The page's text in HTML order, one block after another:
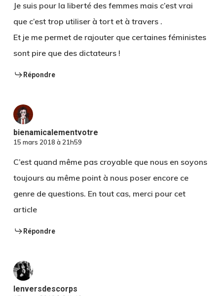
Je suis pour la liberté des femmes mais c’est vrai
que c’est trop utiliser à tort et à travers .
Et je me permet de rajouter que certaines féministes
sont pire que des dictateurs !
Répondre
bienamicalementvotre
15 mars 2018 à 21h59
C’est quand même pas croyable que nous en soyons
toujours au même point à nous poser encore ce
genre de questions. En tout cas, merci pour cet
article
Répondre
lenversdescorps